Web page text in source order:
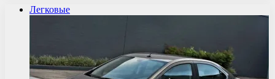
Легковые